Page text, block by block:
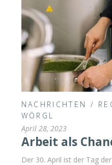
NACHRICHTEN /
WÖRGL
April 28, 2023
Arbeit als
Der 30. April ist der Tag